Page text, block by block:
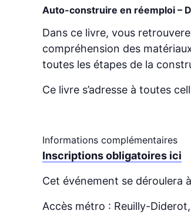
Auto-construire en réemploi –
Dans ce livre, vous
compréhension des
toutes les étapes de la
Ce livre s’adresse à toutes
Informations complémentaires
Inscriptions obligatoires ici
Cet événement se déroulera
Accès métro : Reuilly-